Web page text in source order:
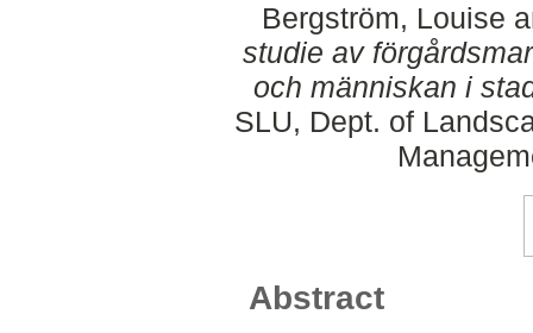
Bergström, Louise
studie av
och människan i
SLU, Dept. of
Abstract